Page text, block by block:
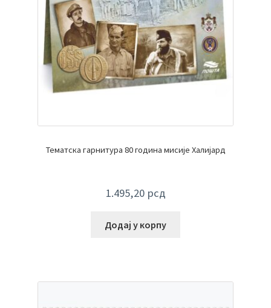
Тематска гарнитура 80 година мисије Халијард
1.495,20 рсд
Додај у корпу